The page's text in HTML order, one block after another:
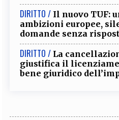
DIRITTO / Il nuovo TUF:
ambizioni europee,
domande senza
DIRITTO / La
giustifica il
bene giuridico